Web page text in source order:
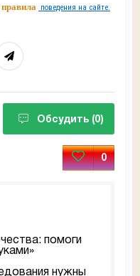
поведения на сайте.
Обсудить (0)
0
помоги
нужны